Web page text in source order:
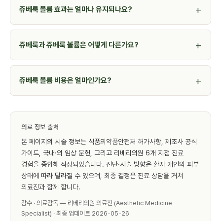
쥬베룩 볼륨 효과는 얼마나 유지되나요?
쥬베룩과 쥬베룩 볼륨은 어떻게 다른가요?
쥬베룩 볼륨 비용은 얼마인가요?
의료 정보 출처
본 페이지의 시술 정보는 식품의약품안전처 허가사항, 제조사 공식
가이드, 국내·외 임상 문헌, 그리고 리베리의원 6개 지점 진료
경험을 종합해 작성되었습니다. 진단·시술 방향은 환자 개인의 피부
상태에 따라 달라질 수 있으며, 최종 결정은 진료 상담을 거쳐
의료진과 함께 합니다.
감수 · 의료감독 — 리베리의원 의료진 (Aesthetic Medicine
Specialist) · 최종 업데이트 2026-05-26